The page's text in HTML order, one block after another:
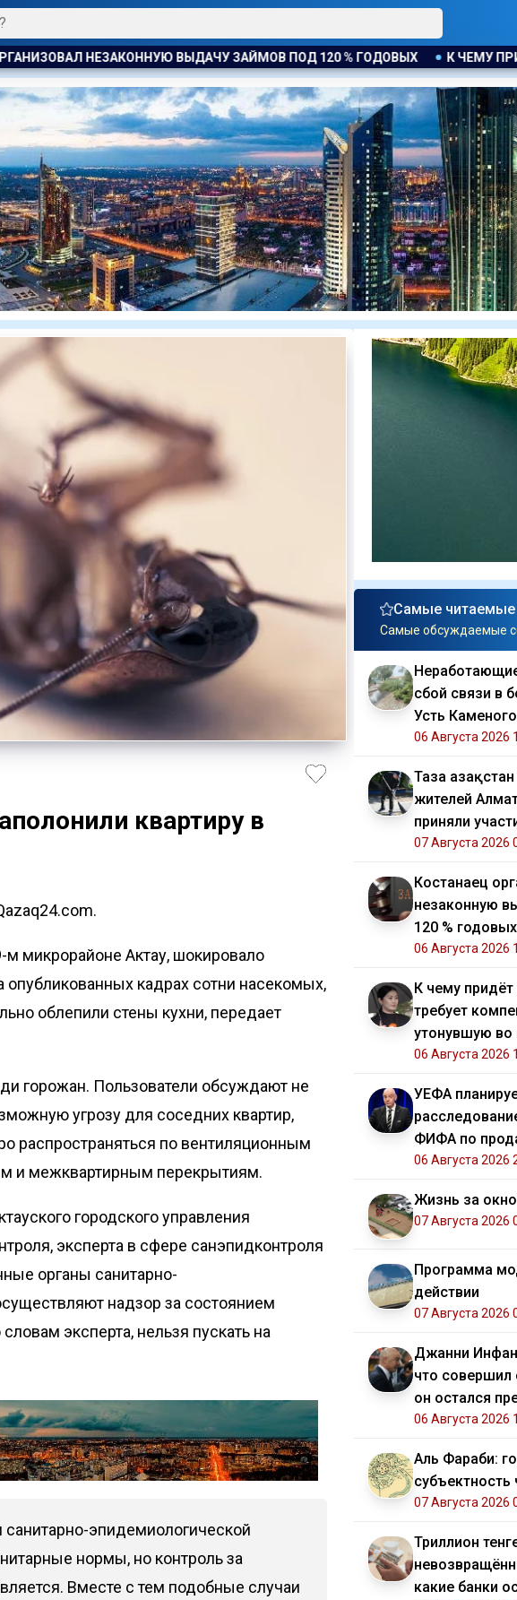
ЗАЙМОВ ПОД 120 % ГОДОВЫХ К ЧЕМУ ПРИДЁТ СУД? АСТАНЧАНКА
квартиру в
м микрорайоне Актау, шокировало
опубликованных кадрах сотни насекомых,
облепили стены кухни, передает
горожан. Пользователи обсуждают не
угрозу для соседних квартир,
распространяться по вентиляционным
и межквартирным перекрытиям.
городского управления
эксперта в сфере санэпидконтроля
органы санитарно-
надзор за состоянием
эксперта, нельзя пускать на
эпидемиологической
нормы, но контроль за
Вместе с тем подобные случаи
Самые читаемые
Самые обсуждаемые
сбой связи в
Усть
последствия
06 Августа 2026
Таза
жителей
приняли
07 Августа 2026
Костанаец
незаконную
120 % годовых
06 Августа 2026
К чему придёт
требует
утонувшую во
иномарку
06 Августа 2026
УЕФА
ФИФА по
коммерческих
06 Августа 2026
Жизнь за
07 Августа 2026
Программа
действии
07 Августа 2026
Джанни
что совершил
он остался
06 Августа 2026
Аль Фараби:
субъектность
07 Августа 2026
Триллион
какие банки